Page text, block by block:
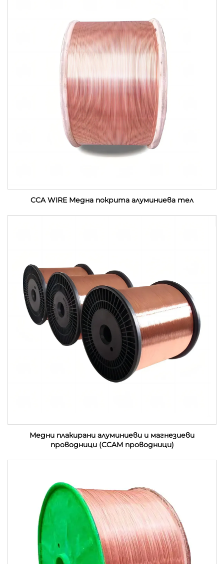
CCA WIRE Медна покрита алуминиева тел
Медни плакирани алуминиеви и магнезиеви
проводници (CCAM проводници)